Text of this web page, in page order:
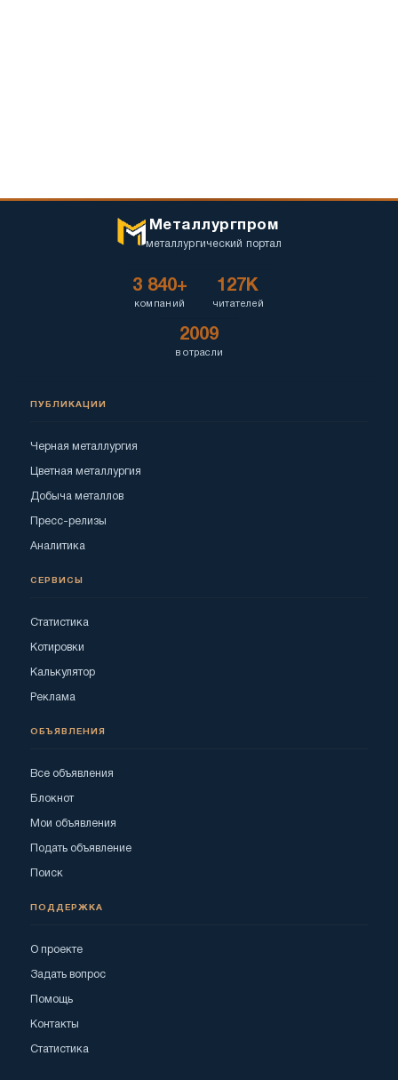
Металлургпром
металлургический портал
3 840+
компаний
127K
читателей
2009
в отрасли
ПУБЛИКАЦИИ
Черная металлургия
Цветная металлургия
Добыча металлов
Пресс-релизы
Аналитика
СЕРВИСЫ
Статистика
Котировки
Калькулятор
Реклама
ОБЪЯВЛЕНИЯ
Все объявления
Блокнот
Мои объявления
Подать объявление
Поиск
ПОДДЕРЖКА
О проекте
Задать вопрос
Помощь
Контакты
Статистика